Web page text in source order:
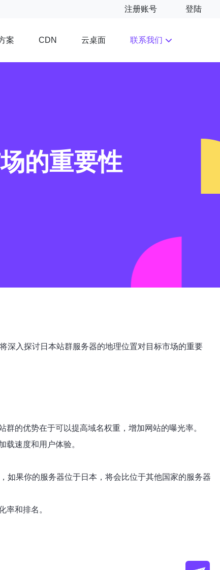
注册账号 登陆
案 CDN 云桌面 联系我们
的重要性
深入探讨日本站群服务器的地理位置对目标市场的重要
的优势在于可以提高域名权重，增加网站的曝光率。
载速度和用户体验。
如果你的服务器位于日本，将会比位于其他国家的服务器
率和排名。